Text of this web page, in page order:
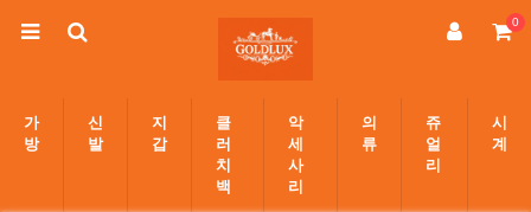
0
가
방
신
발
지
갑
클
러
치
백
악
세
사
리
의
류
쥬
얼
리
시
계